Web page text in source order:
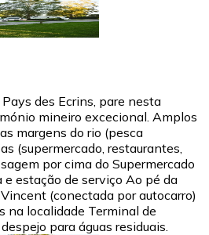
des Ecrins, pare nesta
mineiro excecional. Amplos
margens do rio (pesca
(supermercado, restaurantes,
por cima do Supermercado
e estação de serviço Ao pé da
(conectada por autocarro)
na localidade Terminal de
para águas residuais.